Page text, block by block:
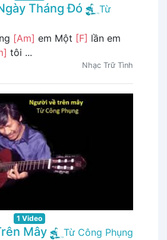
Tháng Đó
Từ
[Am] em Một [F] lần em
tôi ...
Nhạc Trữ Tình
1 Video
Mây
Từ Công Phụng